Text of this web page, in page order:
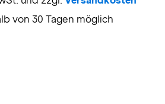
von 30 Tagen möglich